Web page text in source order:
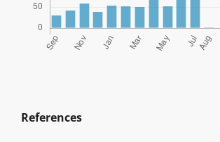
References